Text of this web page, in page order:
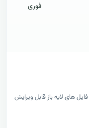
فوری
های لایه باز قابل ویرایش